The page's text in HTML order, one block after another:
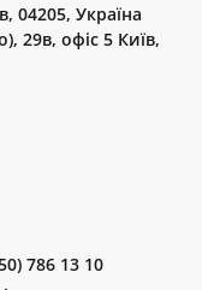
04205, Україна
29в, офіс 5 Київ,
786 13 10